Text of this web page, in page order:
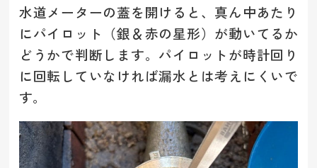
水道メーターの蓋を開けると、真ん中あたり
にパイロット（銀＆赤の星形）が動いてるか
どうかで判断します。パイロットが時計回り
に回転していなければ漏水とは考えにくいで
す。